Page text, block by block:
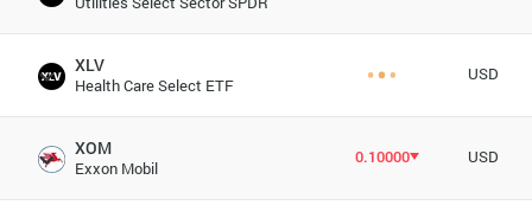
XLV
Health Care Select ETF
USD
XOM
Exxon Mobil
0.10000 USD